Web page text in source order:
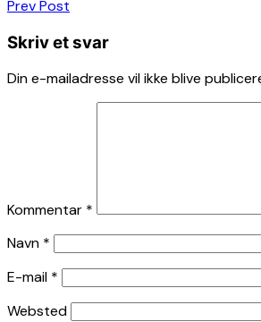
Indlægsnavigation
Prev Post
Skriv et svar
Din e-mailadresse vil ikke blive
Kommentar *
Navn *
E-mail *
Websted